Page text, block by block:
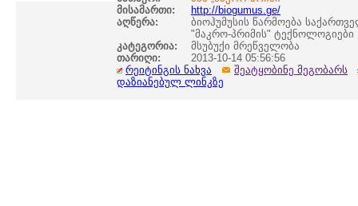
მისამართი:
http://biogumus.ge/
აღწერა:
ბიოჰუმუსის წარმოება
"მაკრო-პრიმის" ტექნოლოგიები
კატეგორია:
მსუბუქი მრეწველობა
თარიღი:
2013-10-14 05:56:56
რეიტინგის ნახვა
შეატყობინე მეგობარს
დაზიანებულ ლინკზე